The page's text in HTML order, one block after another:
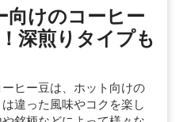
向けのコーヒー
深煎りタイプも
ヒー豆は、ホット向けの
違った風味やコクを楽し